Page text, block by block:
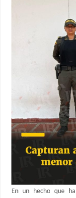
En un hecho que